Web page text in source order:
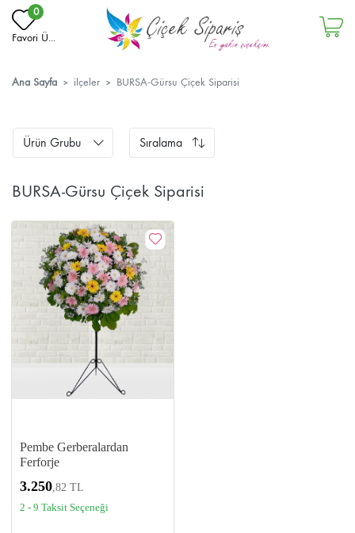
0
Favori Ü...
Ana Sayfa ilçeler BURSA-Gürsu Çiçek Siparisi
Ürün Grubu Sıralama
BURSA-Gürsu Çiçek Siparisi
Pembe Gerberalardan
Ferforje
3.250 ,82 TL
2 - 9 Taksit Seçeneği